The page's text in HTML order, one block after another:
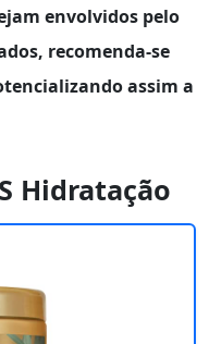
envolvidos pelo
recomenda-se
assim a
Hidratação